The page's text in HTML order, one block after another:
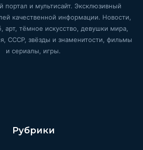
и мультисайт. Эксклюзивный
качественной информации. Новости,
арт, тёмное искусство, девушки мира,
СССР, звёзды и знаменитости, фильмы
и сериалы, игры.
Рубрики